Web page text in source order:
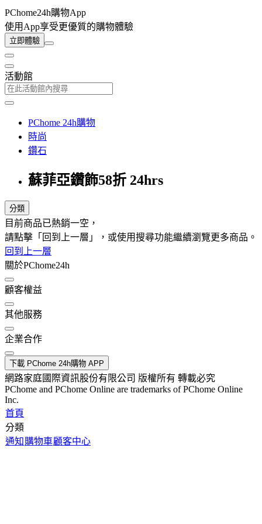
PChome24h購物App
使用App享受更優質的購物體驗
立即體驗
活動館
PChome 24h購物
時尚
鑽石
蘇菲亞鑽飾58折 24hrs
分類
目前商品已熱銷一空，
請點擊「回到上一層」，或使用搜尋功能繼續瀏覽更多商品。
回到上一層
關於PChome24h
顧客權益
其他服務
企業合作
下載 PChome 24h購物 APP
網路家庭國際資訊股份有限公司 版權所有 轉載必究
PChome and PChome Online are trademarks of PChome Online
Inc.
首頁
分類
通知 購物車顧客中心